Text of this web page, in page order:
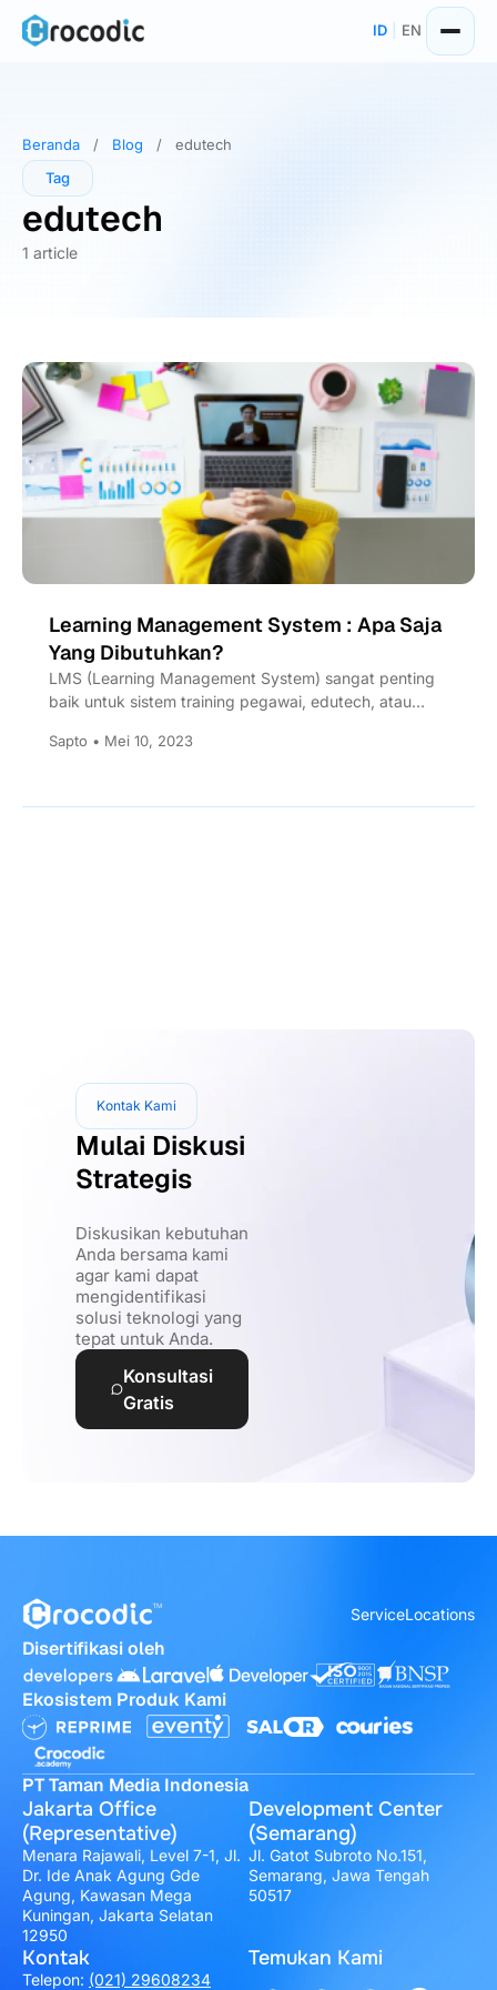
Skip
ID EN
Beranda / Blog /
edutech
Tag
edutech
1 article
Learning Management System : Apa Saja
Yang Dibutuhkan?
LMS (Learning Management System) sangat penting
baik untuk sistem training pegawai, edutech, atau
Sapto • Mei 10, 2023
Kontak Kami
Mulai Diskusi
Strategis
Diskusikan kebutuhan
Anda bersama kami
agar kami dapat
mengidentifikasi
solusi teknologi yang
tepat untuk Anda.
Konsultasi
Gratis
ServiceLocations
Disertifikasi oleh
Ekosistem Produk Kami
PT Taman Media Indonesia
Jakarta Office
(Representative)
Menara Rajawali, Level 7-1, Jl.
Dr. Ide Anak Agung Gde
Agung, Kawasan Mega
Kuningan, Jakarta Selatan
12950
Development Center
(Semarang)
Jl. Gatot Subroto No.151,
Semarang, Jawa Tengah
50517
Kontak
Telepon: (021) 29608234
Temukan Kami